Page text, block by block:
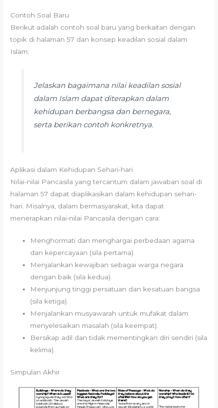
Contoh Soal Baru
Berikut adalah contoh soal baru yang berkaitan dengan
topik di halaman 57 dan konsep keadilan sosial dalam
Islam:
Jelaskan bagaimana nilai keadilan sosial
dalam Islam dapat diterapkan dalam
kehidupan berbangsa dan bernegara,
serta berikan contoh konkretnya.
Aplikasi dalam Kehidupan Sehari-hari
Nilai-nilai Pancasila yang tercantum dalam jawaban soal di
halaman 57 dapat diaplikasikan dalam kehidupan sehari-
hari. Misalnya, dalam bermasyarakat, kita dapat
menerapkan nilai-nilai Pancasila dengan cara:
Menghormati dan menghargai perbedaan agama
dan kepercayaan (sila pertama).
Menjalankan kewajiban sebagai warga negara
dengan baik (sila kedua).
Menjunjung tinggi persatuan dan kesatuan bangsa
(sila ketiga).
Menjalankan musyawarah untuk mufakat dalam
menyelesaikan masalah (sila keempat).
Bersikap adil dan tidak mementingkan diri sendiri (sila
kelima).
Simpulan Akhir